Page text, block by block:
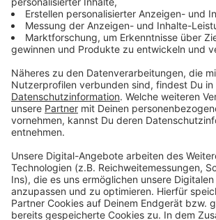
und dann in Auschwitz ermordet.
Anzeige
©GettyImages/DFB
Die Delegation des F. C. Hertha Bonn bei
Preisverleihung des Julius Hirsch
(h.m.), Vizepräsidentin des DFB für
Vielfalt, FVM-Präsident Christos Katzidis
Profifußballerin sowie Nationalspielerin
(m.l.).